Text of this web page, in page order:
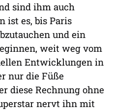
sind ihm auch
ist es, bis Paris
und ein
weit weg vom
Entwicklungen in
nur die Füße
diese Rechnung ohne
nervt ihn mit